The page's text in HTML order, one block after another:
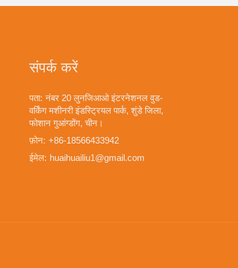
संपर्क करें
पता: नंबर 20 लुनजिआओ इंटरनेशनल वुड-
वर्किंग मशीनरी इंडस्ट्रियल पार्क, शुंडे जिला,
फोशान गुआंग्डोंग, चीन।
फ़ोन: +86-18566433942
ईमेल: huaihuailiu1@gmail.com